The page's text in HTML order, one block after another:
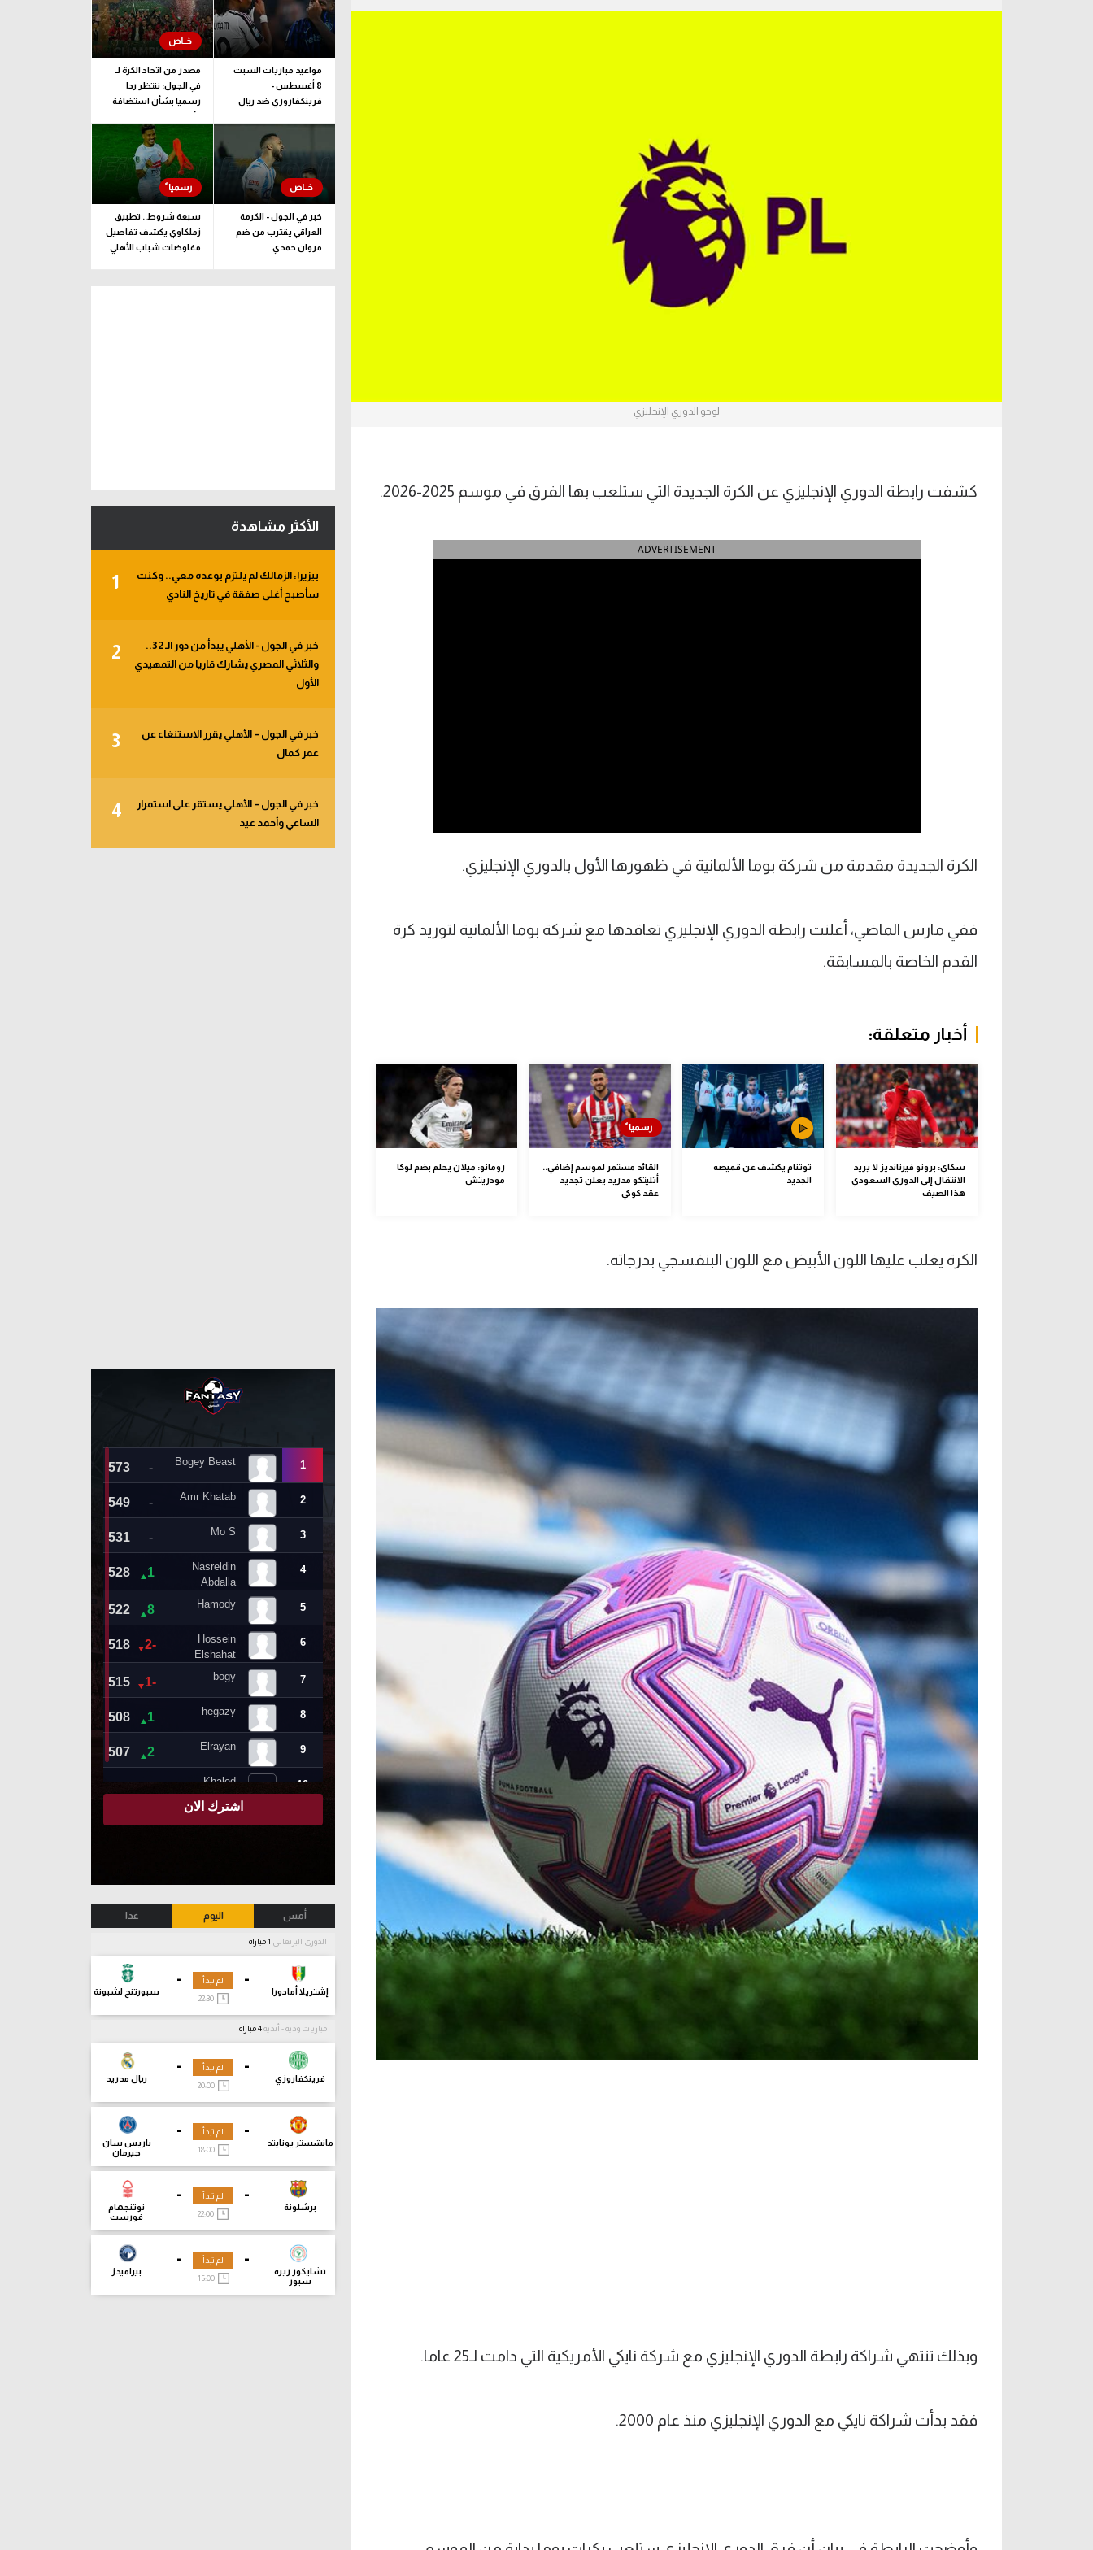
آسيا
لوجو الدوري الإنجليزي
كشفت رابطة الدوري الإنجليزي عن الكرة الجديدة التي ستلعب بها الفرق في موسم 2025-2026.
ADVERTISEMENT
الكرة الجديدة مقدمة من شركة بوما الألمانية في ظهورها الأول بالدوري الإنجليزي.
ففي مارس الماضي، أعلنت رابطة الدوري الإنجليزي تعاقدها مع شركة بوما الألمانية لتوريد كرة
القدم الخاصة بالمسابقة.
أخبار متعلقة:
سكاي: برونو فيرنانديز لا يريد
الانتقال إلى الدوري السعودي
هذا الصيف
توتنام يكشف عن قميصه
الجديد
القائد مستمر لموسم إضافي..
أتليتكو مدريد يعلن تجديد
عقد كوكي
رومانو: ميلان يحلم بضم لوكا
مودريتش
الكرة يغلب عليها اللون الأبيض مع اللون البنفسجي بدرجاته.
وبذلك تنتهي شراكة رابطة الدوري الإنجليزي مع شركة نايكي الأمريكية التي دامت لـ25 عاما.
فقد بدأت شراكة نايكي مع الدوري الإنجليزي منذ عام 2000.
مواعيد مباريات السبت
8 أغسطس -
فرينكفاروزي ضد ريال
مصدر من اتحاد الكرة لـ
في الجول: ننتظر ردا
رسميا بشأن استضافة
عاما المؤهلة للأولمبياد
خبر في الجول - الكرمة
العراقي يقترب من ضم
مروان حمدي
سبعة شروط.. تطبيق
زملكاوي يكشف تفاصيل
مفاوضات شباب الأهلي
الأكثر مشاهدة
1
بيزيرا: الزمالك لم يلتزم بوعده معي.. وكنت
سأصبح أغلى صفقة في تاريخ النادي
2
خبر في الجول - الأهلي يبدأ من دور الـ 32..
والثلاثي المصري يشارك قاريا من التمهيدي
الأول
3
خبر في الجول – الأهلي يقرر الاستنغاء عن
عمر كمال
4
خبر في الجول – الأهلي يستقر على استمرار
الساعي وأحمد عيد
أمس اليوم غدا
الدوري البرتغالي
-
إشتريلا أمادورا
-
سبورتنج لشبونة
لم تبدأ
22:30
مباريات ودية - أندية
-
فرينكفاروزي
-
ريال مدريد
لم تبدأ
20:00
-
مانشستر يونايتد
-
باريس سان
جيرمان
لم تبدأ
18:00
-
برشلونة
-
نوتنجهام
فورست
لم تبدأ
-
تشايكور ريزه
سبور
-
بيراميدز
لم تبدأ
15:00